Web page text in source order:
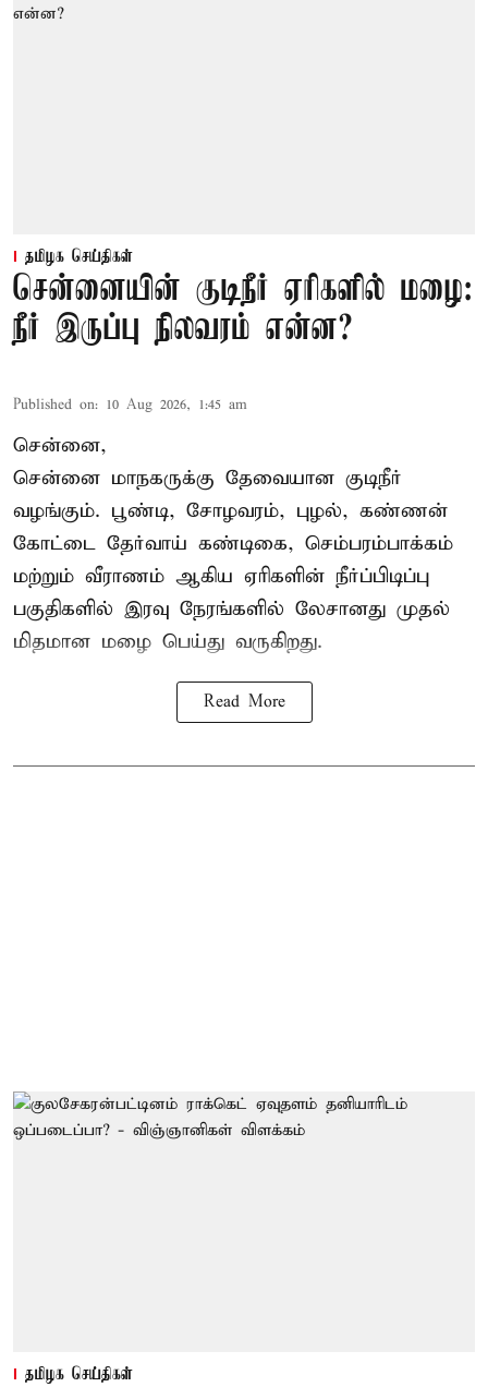
தமிழக செய்திகள்
சென்னையின் குடிநீர் ஏரிகளில் மழை:
நீர் இருப்பு நிலவரம் என்ன?
Published on: 10 Aug 2026, 1:45 am
சென்னை,
சென்னை மாநகருக்கு தேவையான குடிநீர்
வழங்கும். பூண்டி, சோழவரம், புழல், கண்ணன்
கோட்டை தேர்வாய் கண்டிகை, செம்பரம்பாக்கம்
மற்றும் வீராணம் ஆகிய ஏரிகளின் நீர்ப்பிடிப்பு
பகுதிகளில் இரவு நேரங்களில் லேசானது முதல்
மிதமான மழை பெய்து வருகிறது.
Read More
தமிழக செய்திகள்